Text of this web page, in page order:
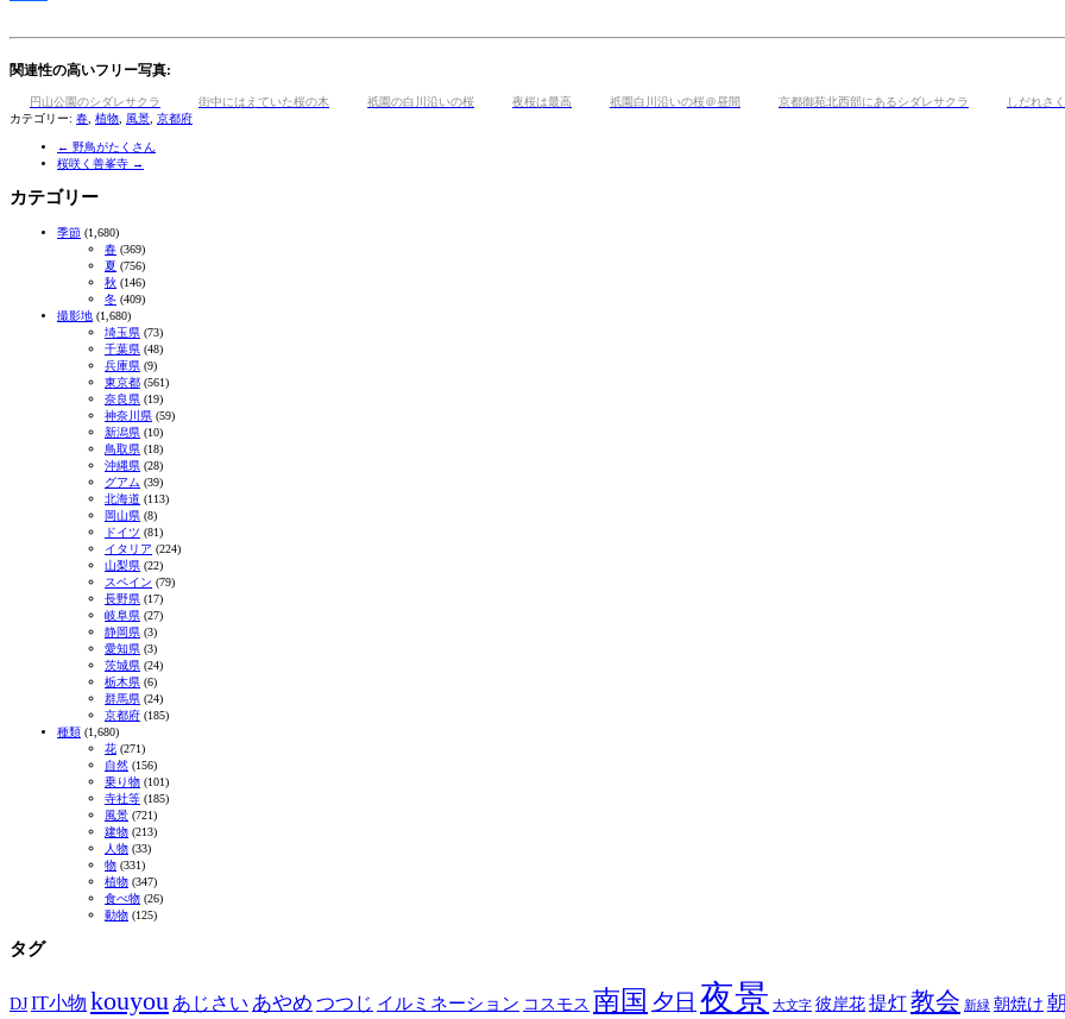
関連性の高いフリー写真:
円山公園のシダレサクラ 街中にはえていた桜の木 祇園の白川沿いの桜 夜桜は最高 祇園白川沿いの桜＠昼間 京都御苑北西部にあるシダレサクラ しだれさ
カテゴリー: 春 植物 風景 京都府
← 野鳥がたくさん
桜咲く善峯寺 →
カテゴリー
季節 (1,680)
春 (369)
夏 (756)
秋 (146)
冬 (409)
撮影地 (1,680)
埼玉県 (73)
千葉県 (48)
兵庫県 (9)
東京都 (561)
奈良県 (19)
神奈川県 (59)
新潟県 (10)
鳥取県 (18)
沖縄県 (28)
グアム (39)
北海道 (113)
岡山県 (8)
ドイツ (81)
イタリア (224)
山梨県 (22)
スペイン (79)
長野県 (17)
岐阜県 (27)
静岡県 (3)
愛知県 (3)
茨城県 (24)
栃木県 (6)
群馬県 (24)
京都府 (185)
種類 (1,680)
花 (271)
自然 (156)
乗り物 (101)
寺社等 (185)
風景 (721)
建物 (213)
人物 (33)
物 (331)
植物 (347)
食べ物 (26)
動物 (125)
タグ
DJIT小物 kouyou あじさい あやめ つつじ イルミネーション コスモス 南国 夕日 夜景 大文字 彼岸花提灯教会 新緑 朝焼け